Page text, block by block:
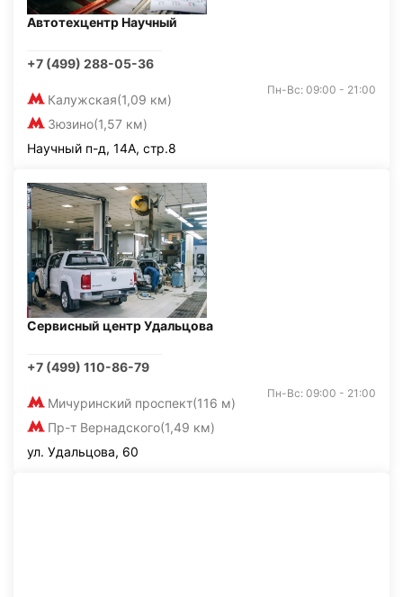
Автотехцентр Научный
+7 (499) 288-05-36
Калужская(1,09 км)
Зюзино(1,57 км)
Пн-Вс: 09:00 - 21:00
Научный п-д, 14А, стр.8
Сервисный центр Удальцова
+7 (499) 110-86-79
Мичуринский проспект(116 м)
Пр-т Вернадского(1,49 км)
Пн-Вс: 09:00 - 21:00
ул. Удальцова, 60